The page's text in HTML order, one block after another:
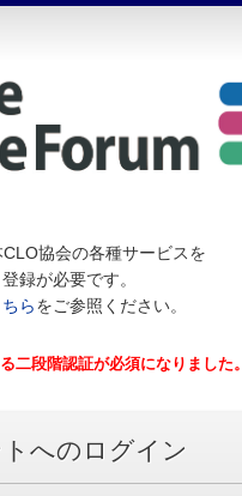
協会の各種サービスを
録が必要です。
ちらをご参照ください。
二段階認証が必須になりました。
へのログイン